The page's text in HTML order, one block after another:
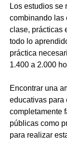
Los estudios se
combinando las
clase, prácticas
todo lo
práctica
1.400 a 2.000
Encontrar una
educativas para
completamente
públicas como
para realizar